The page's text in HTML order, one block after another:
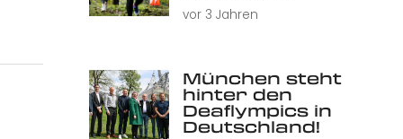
vor 3 Jahren
München steht
hinter den
Deaflympics in
Deutschland!